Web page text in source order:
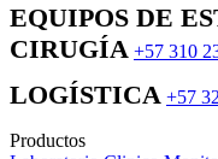
EQUIPOS DE
CIRUGÍA +57 310
LOGÍSTICA +57
Productos